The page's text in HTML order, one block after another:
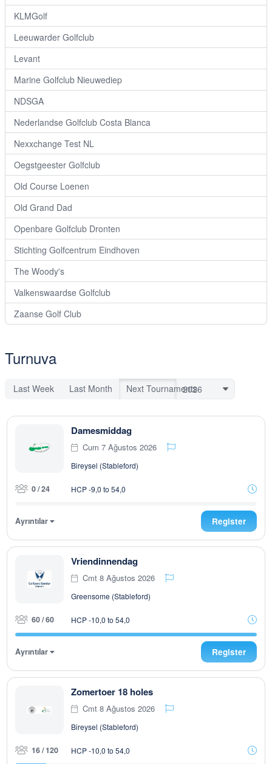
KLMGolf
Leeuwarder Golfclub
Levant
Marine Golfclub Nieuwediep
NDSGA
Nederlandse Golfclub Costa Blanca
Nexxchange Test NL
Oegstgeester Golfclub
Old Course Loenen
Old Grand Dad
Openbare Golfclub Dronten
Stichting Golfcentrum Eindhoven
The Woody's
Valkenswaardse Golfclub
Zaanse Golf Club
Turnuva
Last Week Last Month Next Tournaments
Damesmiddag
Cum 7 Ağustos 2026
Bireysel (Stableford)
0 / 24 HCP -9,0 to 54,0
Ayrıntılar Register
Vriendinnendag
Cmt 8 Ağustos 2026
Greensome (Stableford)
60 / 60 HCP -10,0 to 54,0
Ayrıntılar Register
Zomertoer 18 holes
Cmt 8 Ağustos 2026
Bireysel (Stableford)
16 / 120 HCP -10,0 to 54,0